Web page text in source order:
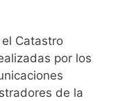
Catastro
por los
de la